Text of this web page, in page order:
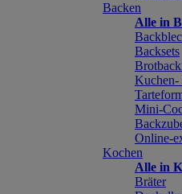
Backen
Alle in
Backsets
Mini-
Online-
Kochen
Alle in
Bräter